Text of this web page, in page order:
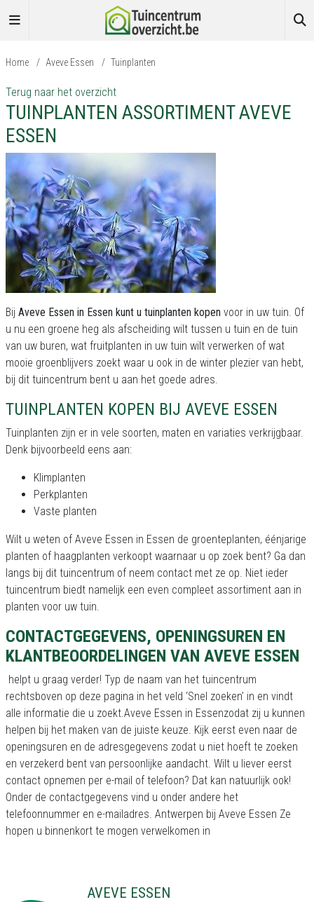
Home / Aveve Essen / Tuinplanten
Terug naar het overzicht
TUINPLANTEN ASSORTIMENT AVEVE
ESSEN
Bij Aveve Essen in Essen kunt u tuinplanten kopen voor in uw tuin. Of
u nu een groene heg als afscheiding wilt tussen u tuin en de tuin
van uw buren, wat fruitplanten in uw tuin wilt verwerken of wat
mooie groenblijvers zoekt waar u ook in de winter plezier van hebt,
bij dit tuincentrum bent u aan het goede adres.
TUINPLANTEN KOPEN BIJ AVEVE ESSEN
Tuinplanten zijn er in vele soorten, maten en variaties verkrijgbaar.
Denk bijvoorbeeld eens aan:
Klimplanten
Perkplanten
Vaste planten
Wilt u weten of Aveve Essen in Essen de groenteplanten, éénjarige
planten of haagplanten verkoopt waarnaar u op zoek bent? Ga dan
langs bij dit tuincentrum of neem contact met ze op. Niet ieder
tuincentrum biedt namelijk een even compleet assortiment aan in
planten voor uw tuin.
CONTACTGEGEVENS, OPENINGSUREN EN
KLANTBEOORDELINGEN VAN AVEVE ESSEN
helpt u graag verder! Typ de naam van het tuincentrum
rechtsboven op deze pagina in het veld ‘Snel zoeken’ in en vindt
alle informatie die u zoekt.Aveve Essen in Essenzodat zij u kunnen
helpen bij het maken van de juiste keuze. Kijk eerst even naar de
openingsuren en de adresgegevens zodat u niet hoeft te zoeken
en verzekerd bent van persoonlijke aandacht. Wilt u liever eerst
contact opnemen per e-mail of telefoon? Dat kan natuurlijk ook!
Onder de contactgegevens vind u onder andere het
telefoonnummer en e-mailadres. Antwerpen bij Aveve Essen Ze
hopen u binnenkort te mogen verwelkomen in
AVEVE ESSEN